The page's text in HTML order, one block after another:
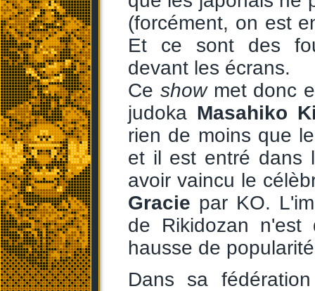
(forcément, on est
Et ce sont des
devant les écrans.
Ce showmet donc
judoka Masahiko
rien de moins que
et il est entré dans
avoir vaincu le
Gracie par KO.
de Rikidozan
hausse de
Dans sa